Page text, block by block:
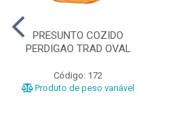
PRESUNTO COZIDO
PERDIGAO TRAD OVAL
Código: 172
Produto de peso variável